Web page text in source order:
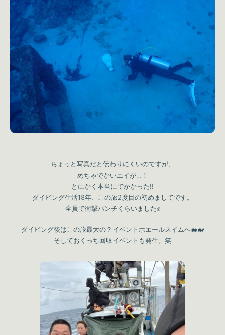
ちょっと写真だと伝わりにくいのですが、
めちゃでかいエイが…！
とにかく本当にでかかった!!
ダイビング生活18年、この旅2度目の初めましてです。
全員で衝撃パンチくらいました✊
ダイビング後はこの旅最大の？イベントホエールスイムへ🐋🐋
そしておくっち回収イベントも発生。笑